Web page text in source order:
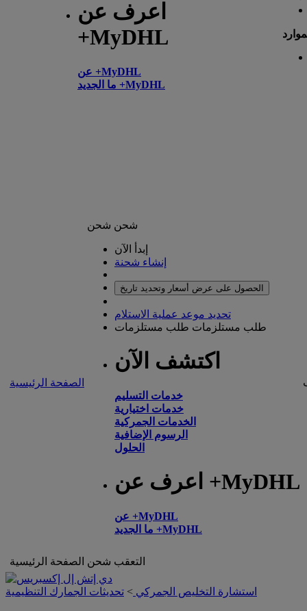
اعرف عن
+MyDHL
عن +MyDHL
ما الجديد +MyDHL
الصفحة الرئيسية
شحن شحن
إبدأ الآن
إنشاء شحنة
الحصول على عرض أسعار وتحديد تاريخ
تحديد موعد عملية الاستلام
طلب مستلزمات طلب مستلزمات
اكتشف الآن
خدمات التسليم
خدمات اختيارية
الخدمات الجمركية
الرسوم الإضافية
الحلول
اعرف عن +MyDHL
عن +MyDHL
ما الجديد +MyDHL
الصفحة الرئيسية شحن التعقب
استشارة التخليص الجمركي > تحديثات الجمارك التنظيمية